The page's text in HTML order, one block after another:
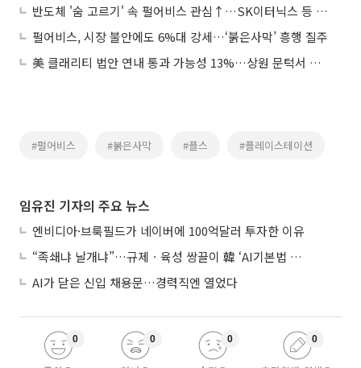
반도체 '숨 고르기' 속 펄어비스 관심↑…SK이터닉스 등 에너지주 급부상
펄어비스, 시장 불안에도 6%대 강세…‘붉은사막’ 흥행 질주
美 클래리티 법안 연내 통과 가능성 13%…상원 문턱서 제동
#펄어비스 #붉은사막 #플스 #플레이스테이션
임유진 기자의 주요 뉴스
엔비디아·브룩필드가 네이버에 100억달러 투자한 이유
“족쇄냐 날개냐”…규제ㆍ육성 쌍끌이 韓 ‘AI기본법 개정안’ 오늘 시행
AI가 닫은 신입 채용문…경력직엔 열었다
0 0 0 0